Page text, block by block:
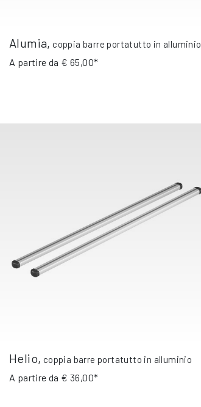
Alumia, coppia barre portatutto in alluminio
A partire da € 65,00*
Helio, coppia barre portatutto in alluminio
A partire da € 36,00*